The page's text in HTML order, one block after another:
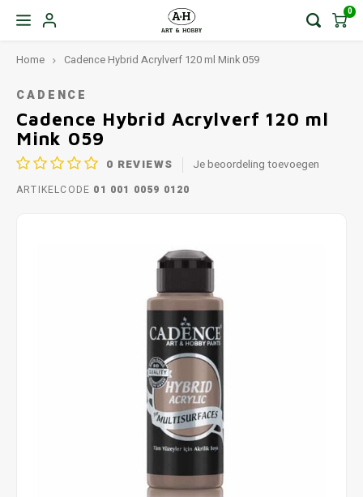
0
Home Cadence Hybrid Acrylverf 120 ml Mink 059
CADENCE
Cadence Hybrid Acrylverf 120 ml
Mink 059
0 REVIEWS Je beoordeling toevoegen
ARTIKELCODE 01 001 0059 0120